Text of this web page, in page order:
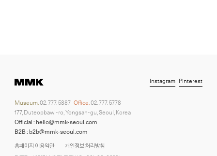
홈페이지 이용약관
개인정보 처리방침
Museum. 02. 777. 5887 Office. 02. 777. 5778
177, Duteopbawi-ro, Yongsan-gu, Seoul, Korea
Official : hello@mmk-seoul.com
B2B : b2b@mmk-seoul.com
Instagram Pinterest